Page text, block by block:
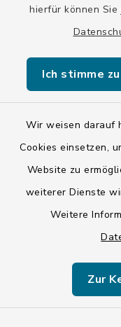
hierfür können
Ich stimme zu
Wir weisen darauf
Cookies einsetzen,
Website zu
weiterer Dienste
Weitere
Zur